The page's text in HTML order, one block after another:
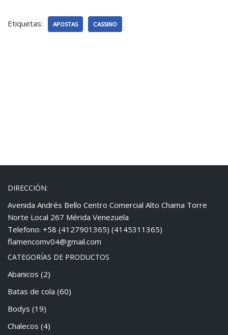
Etiquetas: APOSTAS CASSINO
DIRECCIÓN:
Avenida Andrés Bello Centro Comercial Alto Chama Torre
Norte Local 267 Mérida Venezuela
Telefono: +58 (4127901365) (4145311365)
flamencomv04@gmail.com
CATEGORÍAS DE PRODUCTOS
Abanicos (2)
Batas de cola (60)
Bodys (19)
Chalecos (4)